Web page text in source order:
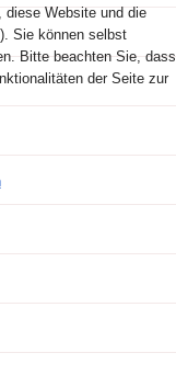
diese Website und die
Sie können selbst
Bitte beachten Sie, dass
der Seite zur